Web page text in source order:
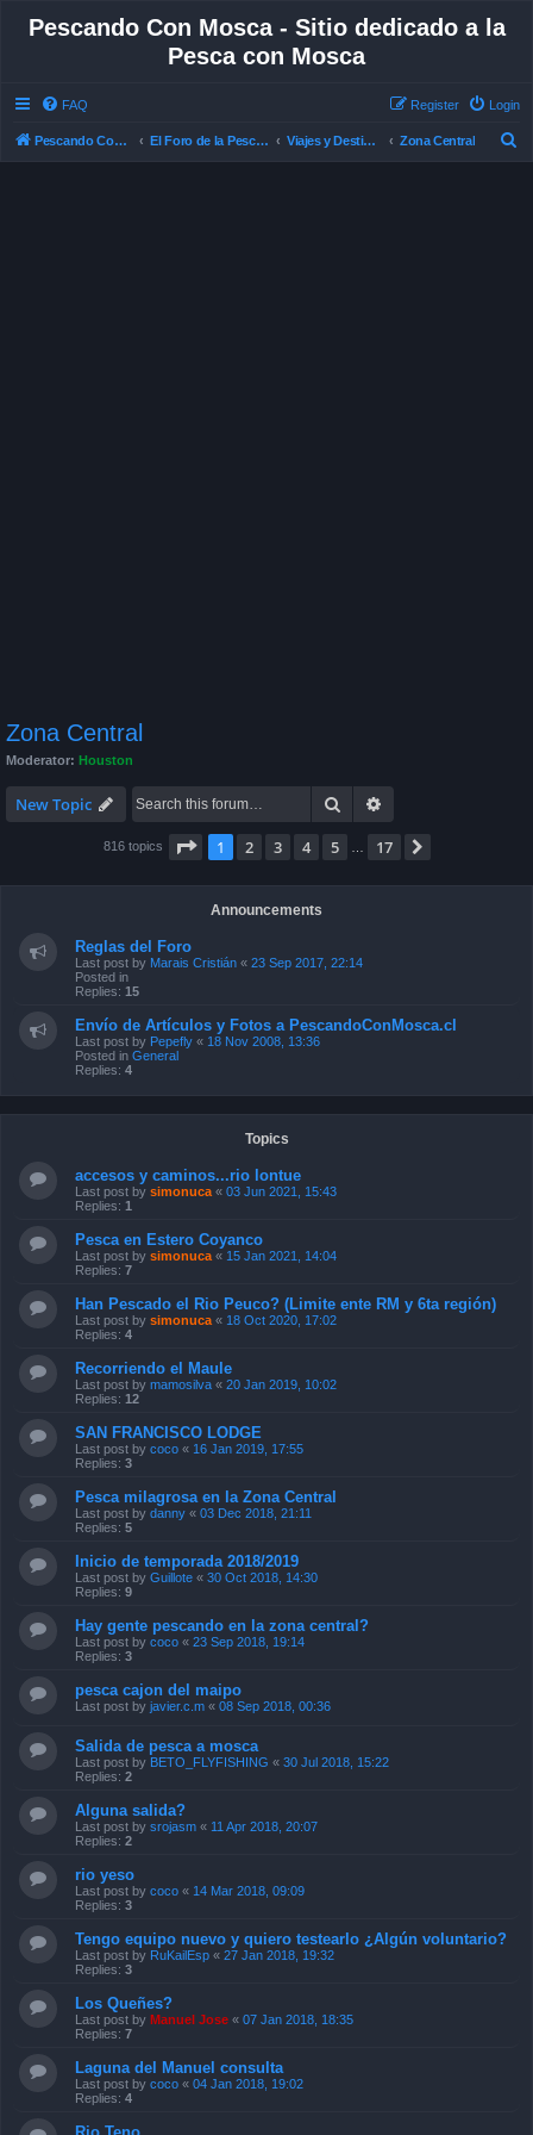
Pescando Con Mosca - Sitio dedicado a la
Pesca con Mosca
FAQ Login
Register
Pescando Con Mosca El Foro de la Pesca con Mosca en Chile Viajes y Destinos de Pesca Zona Central
Zona Central
Moderator: Houston
New Topic Search
816 topics Page 1of 17
1 2 3 4 5 17
Announcements
Reglas del Foro
Last post by Marais Cristián « 23 Sep 2017, 22:14
Posted in
Replies: 15
Envío de Artículos y Fotos a PescandoConMosca.cl
Last post by Pepefly « 18 Nov 2008, 13:36
Posted in General
Replies: 4
Topics
accesos y caminos...rio lontue
Last post by simonuca « 03 Jun 2021, 15:43
Replies: 1
Pesca en Estero Coyanco
Last post by simonuca « 15 Jan 2021, 14:04
Replies: 7
Han Pescado el Rio Peuco? (Limite ente RM y 6ta región)
Last post by simonuca « 18 Oct 2020, 17:02
Replies: 4
Recorriendo el Maule
Last post by mamosilva « 20 Jan 2019, 10:02
Replies: 12
SAN FRANCISCO LODGE
Last post by coco « 16 Jan 2019, 17:55
Replies: 3
Pesca milagrosa en la Zona Central
Last post by danny « 03 Dec 2018, 21:11
Replies: 5
Inicio de temporada 2018/2019
Last post by Guillote « 30 Oct 2018, 14:30
Replies: 9
Hay gente pescando en la zona central?
Last post by coco « 23 Sep 2018, 19:14
Replies: 3
pesca cajon del maipo
Last post by javier.c.m « 08 Sep 2018, 00:36
Salida de pesca a mosca
Last post by BETO_FLYFISHING « 30 Jul 2018, 15:22
Replies: 2
Alguna salida?
Last post by srojasm « 11 Apr 2018, 20:07
Replies: 2
rio yeso
Last post by coco « 14 Mar 2018, 09:09
Replies: 3
Tengo equipo nuevo y quiero testearlo ¿Algún voluntario?
Last post by RuKailEsp « 27 Jan 2018, 19:32
Replies: 3
Los Queñes?
Last post by Manuel Jose « 07 Jan 2018, 18:35
Replies: 7
Laguna del Manuel consulta
Last post by coco « 04 Jan 2018, 19:02
Replies: 4